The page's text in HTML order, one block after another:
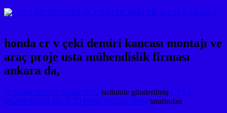
honda cr v çeki demiri kancası montajı ve
araç proje usta mühendislik firması
ankara da,
11 Aralık 2023 11 Aralık 2023 tarihinde gönderilmiş USTA
MÜHENDİSLİK: İLETİŞİM: 05323118894 tarafından